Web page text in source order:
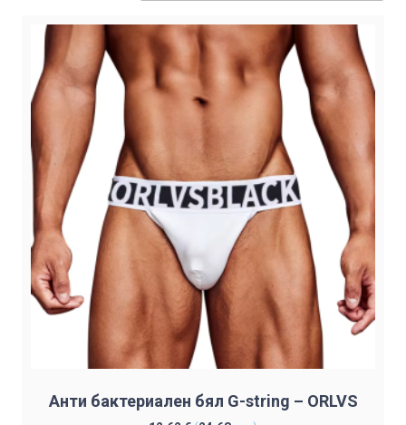
Анти бактериален бял G-string – ORLVS